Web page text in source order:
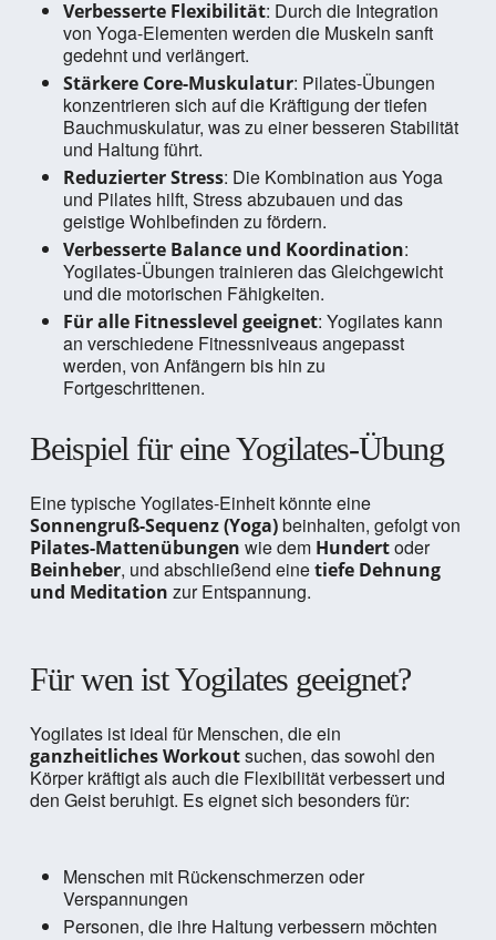
Verbesserte Flexibilität: Durch die Integration
von Yoga-Elementen werden die Muskeln sanft
gedehnt und verlängert.
Stärkere Core-Muskulatur: Pilates-Übungen
konzentrieren sich auf die Kräftigung der tiefen
Bauchmuskulatur, was zu einer besseren Stabilität
und Haltung führt.
Reduzierter Stress: Die Kombination aus Yoga
und Pilates hilft, Stress abzubauen und das
geistige Wohlbefinden zu fördern.
Verbesserte Balance und Koordination:
Yogilates-Übungen trainieren das Gleichgewicht
und die motorischen Fähigkeiten.
Für alle Fitnesslevel geeignet: Yogilates kann
an verschiedene Fitnessniveaus angepasst
werden, von Anfängern bis hin zu
Fortgeschrittenen.
Beispiel für eine Yogilates-Übung
Eine typische Yogilates-Einheit könnte eine
Sonnengruß-Sequenz (Yoga)beinhalten, gefolgt von
Pilates-Mattenübungen wie dem Hundertoder
Beinheber, und abschließend einetiefe Dehnung
und Meditation zur Entspannung.
Für wen ist Yogilates geeignet?
Yogilates ist ideal für Menschen, die ein
ganzheitliches Workoutsuchen, das sowohl den
Körper kräftigt als auch die Flexibilität verbessert und
den Geist beruhigt. Es eignet sich besonders für:
Menschen mit Rückenschmerzen oder
Verspannungen
Personen, die ihre Haltung verbessern möchten